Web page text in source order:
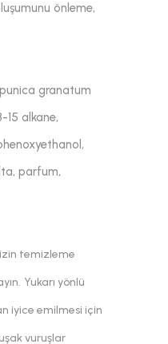
önleme,
granatum
alkane,
parfum,
temizleme
Yukarı yönlü
iyice emilmesi için
vuruşlar